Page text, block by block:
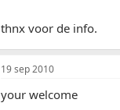
thnx voor de info.
19 sep 2010
your welcome